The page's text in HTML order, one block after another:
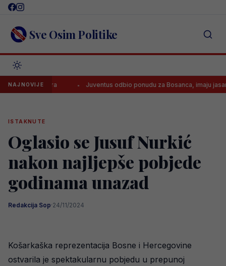
Skip
content Sve Osim Politike
NAJNOVIJE
Baždara Juventus odbio ponudu za Bosanca, imaju jasan plan!
ISTAKNUTE
Oglasio se Jusuf Nurkić
nakon najljepše pobjede
godinama unazad
Redakcija Sop·24/11/2024
Košarkaška reprezentacija Bosne i Hercegovine
ostvarila je spektakularnu pobjedu u prepunoj